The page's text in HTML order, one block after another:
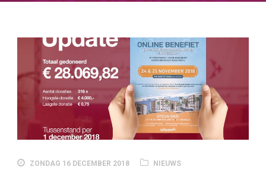
ZONDAG 16 DECEMBER 2018 NIEUWS